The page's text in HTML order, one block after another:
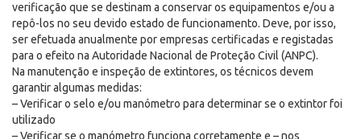
verificação que se destinam a conservar os equipamentos e/ou a
repô-los no seu devido estado de funcionamento. Deve, por isso,
ser efetuada anualmente por empresas certificadas e registadas
para o efeito na Autoridade Nacional de Proteção Civil (ANPC).
Na manutenção e inspeção de extintores, os técnicos devem
garantir algumas medidas:
– Verificar o selo e/ou manómetro para determinar se o extintor foi
utilizado
– Verificar se o manómetro funciona corretamente e – nos